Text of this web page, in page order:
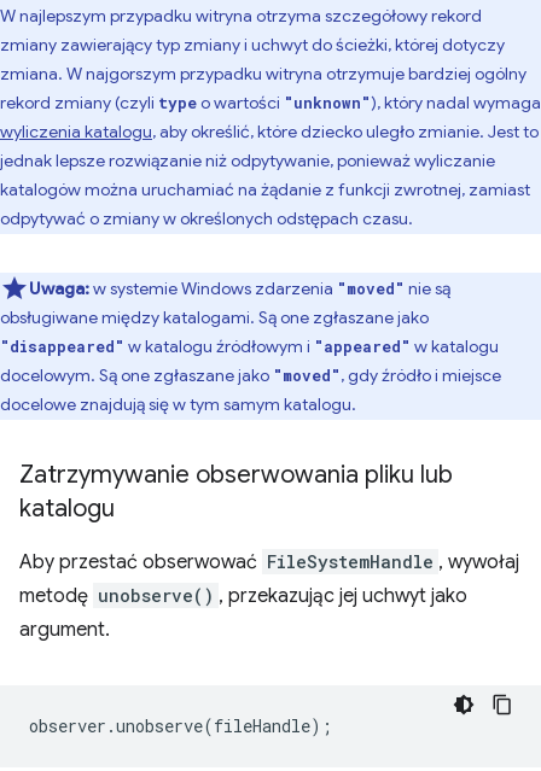
W najlepszym przypadku witryna otrzyma szczegółowy rekord
zmiany zawierający typ zmiany i uchwyt do ścieżki, której dotyczy
zmiana. W najgorszym przypadku witryna otrzymuje bardziej ogólny
rekord zmiany (czyli typeo wartości "unknown"), który nadal wymaga
wyliczenia katalogu, aby określić, które dziecko uległo zmianie. Jest to
jednak lepsze rozwiązanie niż odpytywanie, ponieważ wyliczanie
katalogów można uruchamiać na żądanie z funkcji zwrotnej, zamiast
odpytywać o zmiany w określonych odstępach czasu.
Uwaga:w systemie Windows zdarzenia "moved" nie są
obsługiwane między katalogami. Są one zgłaszane jako
"disappeared" w katalogu źródłowym i "appeared" w katalogu
docelowym. Są one zgłaszane jako "moved", gdy źródło i miejsce
docelowe znajdują się w tym samym katalogu.
Zatrzymywanie obserwowania pliku lub
katalogu
Aby przestać obserwować FileSystemHandle , wywołaj
metodę unobserve() , przekazując jej uchwyt jako
argument.
observer .unobserve(fileHandle);